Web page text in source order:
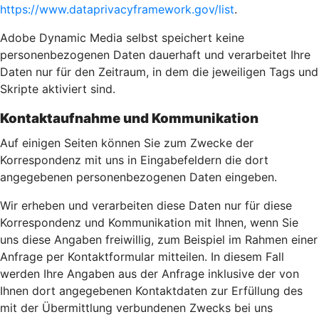
https://www.dataprivacyframework.gov/list.
Adobe Dynamic Media selbst speichert keine
personenbezogenen Daten dauerhaft und verarbeitet Ihre
Daten nur für den Zeitraum, in dem die jeweiligen Tags und
Skripte aktiviert sind.
Kontaktaufnahme und Kommunikation
Auf einigen Seiten können Sie zum Zwecke der
Korrespondenz mit uns in Eingabefeldern die dort
angegebenen personenbezogenen Daten eingeben.
Wir erheben und verarbeiten diese Daten nur für diese
Korrespondenz und Kommunikation mit Ihnen, wenn Sie
uns diese Angaben freiwillig, zum Beispiel im Rahmen einer
Anfrage per Kontaktformular mitteilen. In diesem Fall
werden Ihre Angaben aus der Anfrage inklusive der von
Ihnen dort angegebenen Kontaktdaten zur Erfüllung des
mit der Übermittlung verbundenen Zwecks bei uns